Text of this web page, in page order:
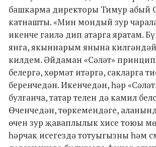
башкарма директоры Тимур абый
катнашты. «Мин мондый зур
икенче гаилә дип атарга яратам.
янга, якыннарым янына
килдем. Әйдаман «Сәләт»
белергә, хөрмәт итәргә, сакларга
беренчедән. Икенчедән, һәр
булганча, татар телен дә камил
Өченчедән, төркемендәге,
өчен зур җаваплылык хисе тоюы
һәрчак исегездә тотуыгызны һәм